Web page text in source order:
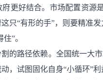
更好结合。市场配置资源
只“有形的手”，则要精准
”。
的路径依赖。全国统一大
，试图固化自身“小循环”